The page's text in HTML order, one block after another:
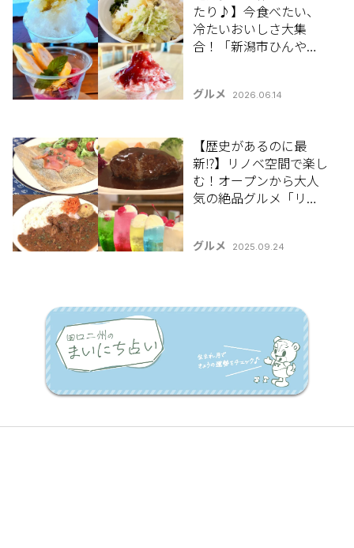
たり♪】今食べたい、
冷たいおいしさ大集
合！「新潟市ひんやり
メ特集2026】
グルメ 2026.06.14
【歴史があるのに最
新⁉】リノベ空間で楽し
む！オープンから大人
気の絶品グルメ「リノ
グルメ 2025.09.24